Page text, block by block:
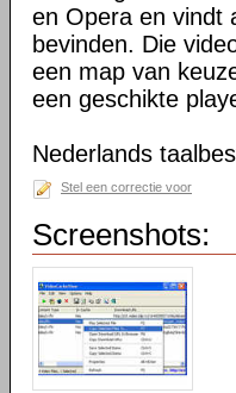
en Opera en vindt
bevinden. Die
een map van
een geschikte
Nederlands
Stel een correctie voor
Screenshots: